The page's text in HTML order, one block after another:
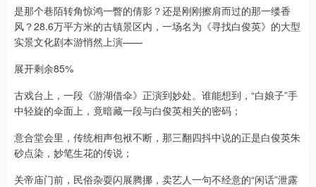
是那个巷陌转角惊鸿一瞥的倩影？还是刚刚擦肩而过的那一缕香
风？28.6万平方米的古镇景区内，一场名为《寻找白俊英》的大型
实景文化剧本游悄然上演——
展开剩余85%
古戏台上，一段《游湖借伞》正演到妙处。谁能想到，“白娘子”手
中轻旋的伞面上，竟暗藏一段与白俊英相关的密码；
意合堂会里，传统相声包袱不断，那三翻四抖中说的正是白俊英朱
砂点染，妙笔生花的传说；
关帝庙门前，民俗杂耍闪展腾挪，卖艺人一句不经意的“闲话”泄露